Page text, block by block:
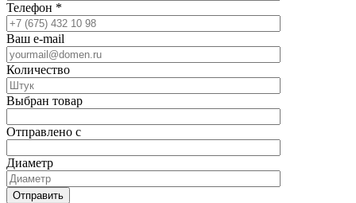
Телефон *
Ваш e-mail
Количество
Выбран товар
Отправлено с
Диаметр
Отправить